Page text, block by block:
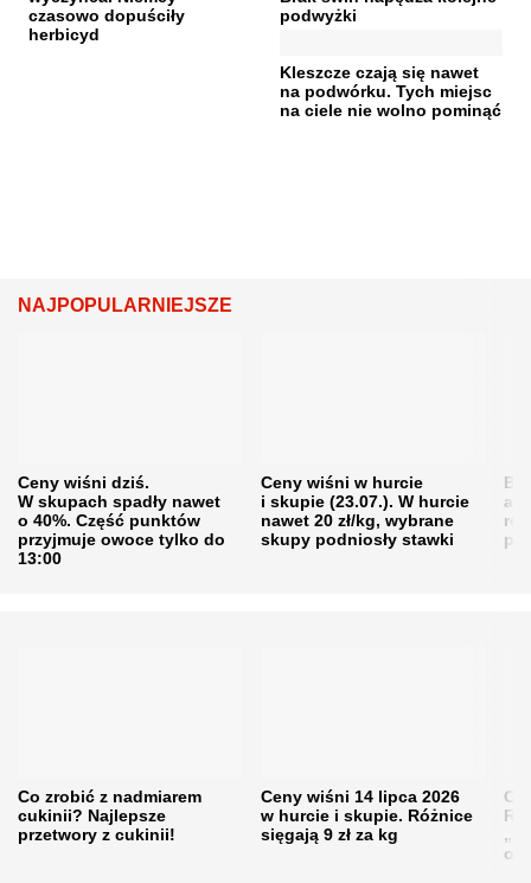
czasowo dopuściły
herbicyd
podwyżki
Kleszcze czają się nawet
na podwórku. Tych miejsc
na ciele nie wolno pominąć
NAJPOPULARNIEJSZE
Ceny wiśni dziś.
W skupach spadły nawet
o 40%. Część punktów
przyjmuje owoce tylko do
13:00
Ceny wiśni w hurcie
i skupie (23.07.). W hurcie
nawet 20 zł/kg, wybrane
skupy podniosły stawki
Co zrobić z nadmiarem
cukinii? Najlepsze
przetwory z cukinii!
Ceny wiśni 14 lipca 2026
w hurcie i skupie. Różnice
sięgają 9 zł za kg